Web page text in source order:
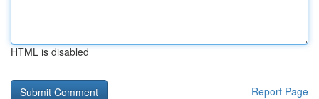
HTML is disabled
Report Page